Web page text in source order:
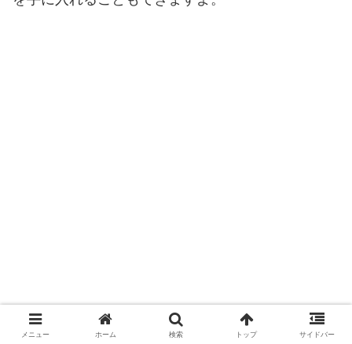
メニュー ホーム 検索 トップ サイドバー